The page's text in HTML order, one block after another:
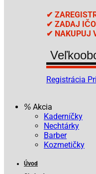
✔
✔ ZADAJ IČO
✔ NAKUPUJ
Registrácia
Akcia
Kaderníčky
Nechtárky
Barber
Kozmetičky
Úvod